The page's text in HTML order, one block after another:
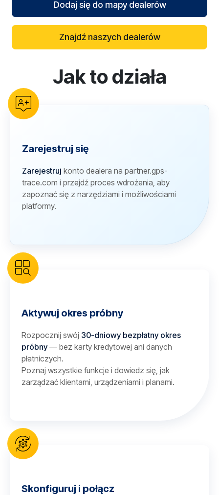
Dodaj się do mapy dealerów
Znajdź naszych dealerów
reCAPTCHA verificationJak to działa
Zarejestruj się
Zarejestruj konto dealera na partner.gps-
trace.com i przejdź proces wdrożenia, aby
zapoznać się z narzędziami i możliwościami
platformy.
Aktywuj okres próbny
Rozpocznij swój 30-dniowy bezpłatny okres
próbny— bez karty kredytowej ani danych
płatniczych.
Poznaj wszystkie funkcje i dowiedz się, jak
zarządzać klientami, urządzeniami i planami.
Skonfiguruj i połącz